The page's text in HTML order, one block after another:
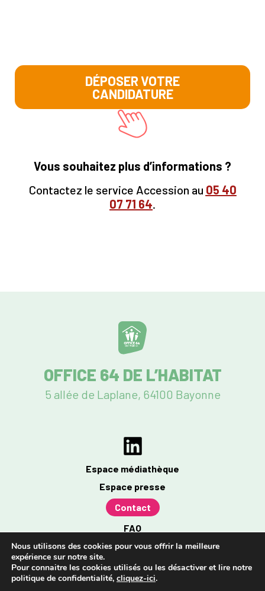
DÉPOSER VOTRE
CANDIDATURE
Vous souhaitez plus d’informations ?
Contactez le service Accession au 05 40
07 71 64.
OFFICE 64 DE L’HABITAT
5 allée de Laplane, 64100 Bayonne
Espace médiathèque
Espace presse
Contact
FAQ
Mentions légales
Politique de confidentialité
Accessibilité : partiellement conforme à 96%
Nous utilisons des cookies pour vous offrir la meilleure
expérience sur notre site.
Pour connaitre les cookies utilisés ou les désactiver et lire notre
politique de confidentialité, cliquez-ici.